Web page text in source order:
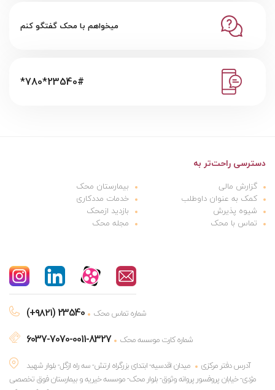
میخواهم با محک گفتگو کنم
*780*23540#
دسترسی راحت‌تر به
گزارش مالی
بیمارستان محک
کمک به عنوان داوطلب
خدمات مددکاری
شیوه پذیرش
بازدید ازمحک
تماس با محک
مجله محک
(+۹۸۲۱) 23540 شماره تماس محک
6037-7070-0011-8327
شماره کارت موسسه محک
آدرس دفتر مرکزی
میدان اقدسیه- ابتدای بزرگراه ارتش- سه راه ازگل- بلوار شهید
مژدی- خیابان پروفسور پروانه وثوق- بلوار محک- موسسه خیریه و بیمارستان فوق تخصصی